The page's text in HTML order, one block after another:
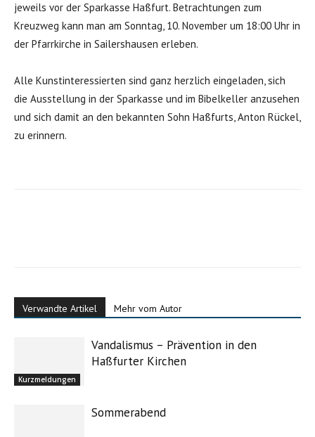
jeweils vor der Sparkasse Haßfurt. Betrachtungen zum
Kreuzweg kann man am Sonntag, 10. November um 18:00 Uhr in
der Pfarrkirche in Sailershausen erleben.
Alle Kunstinteressierten sind ganz herzlich eingeladen, sich
die Ausstellung in der Sparkasse und im Bibelkeller anzusehen
und sich damit an den bekannten Sohn Haßfurts, Anton Rückel,
zu erinnern.
Verwandte Artikel Mehr vom Autor
Kurzmeldungen
Vandalismus – Prävention in den
Haßfurter Kirchen
Sommerabend